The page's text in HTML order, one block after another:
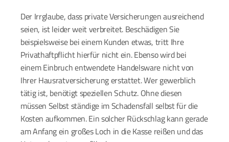
Der Irrglaube, dass private Versicherungen ausreichend
seien, ist leider weit verbreitet. Beschädigen Sie
beispielsweise bei einem Kunden etwas, tritt Ihre
Privathaftpflicht hierfür nicht ein. Ebenso wird bei
einem Einbruch entwendete Handelsware nicht von
Ihrer Hausratversicherung erstattet. Wer gewerblich
tätig ist, benötigt speziellen Schutz. Ohne diesen
müssen Selbst ständige im Schadensfall selbst für die
Kosten aufkommen. Ein solcher Rückschlag kann gerade
am Anfang ein großes Loch in die Kasse reißen und das